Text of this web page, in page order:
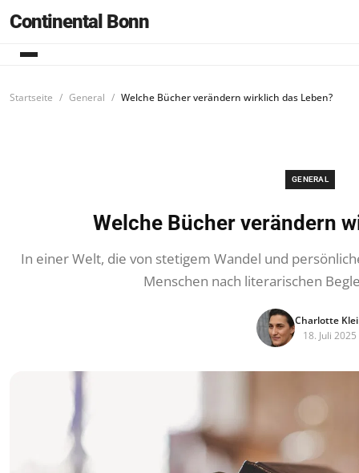
Continental Bonn
Startseite General Welche Bücher verändern wirklich das Leben?
GENERAL
Welche Bücher verändern
In einer Welt, die von stetigem Wandel und
Menschen nach literarischen
Charlotte
18. Juli 2025